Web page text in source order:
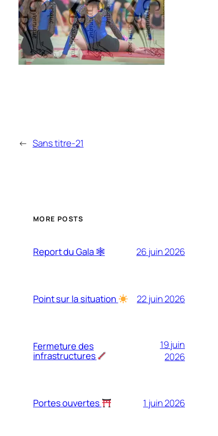
← Sans titre-21
MORE POSTS
Report du Gala 🕸 26 juin 2026
Point sur la situation 22 juin 2026
Fermeture des
infrastructures
19 juin
2026
Portes ouvertes 1 juin 2026